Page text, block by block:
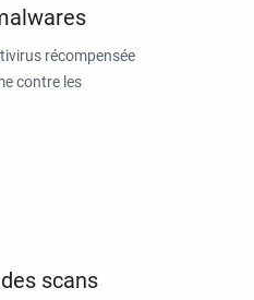
récompensée
contre les
scans